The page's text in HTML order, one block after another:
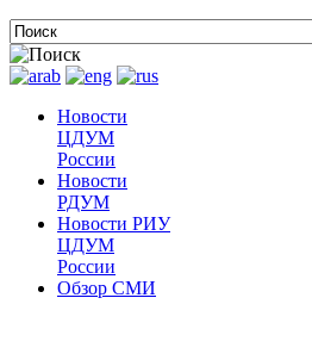
Новости
ЦДУМ
России
Новости
РДУМ
Новости РИУ
ЦДУМ
России
Обзор СМИ